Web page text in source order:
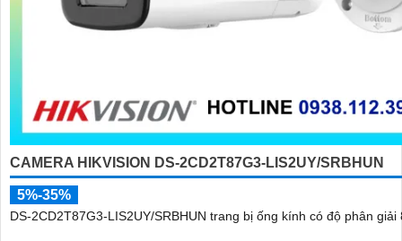
CAMERA HIKVISION DS-2CD2T87G3-LIS2UY/SRBHUN
5%-35%
DS-2CD2T87G3-LIS2UY/SRBHUN trang bị ống kính có độ phân giải